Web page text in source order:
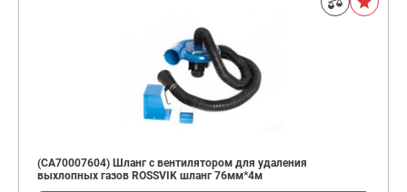
(CA70007604) Шланг с вентилятором для удаления
выхлопных газов ROSSVIK шланг 76мм*4м